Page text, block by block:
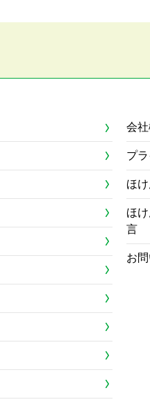
会
プ
ほ
ほ
言
お